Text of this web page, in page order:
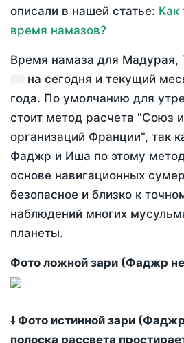
описали в нашей статье: Как
время намазов?
Время намаза для Мадурая,
на сегодня и текущий
года. По умолчанию для
стоит метод расчета "Союз
организаций Франции", так
Фаджр и Иша по этому
основе навигационных
безопасное и близко к
наблюдений многих
планеты.
Фото ложной зари (Фаджр
🠗 Фото истинной зари
полоска рассвета